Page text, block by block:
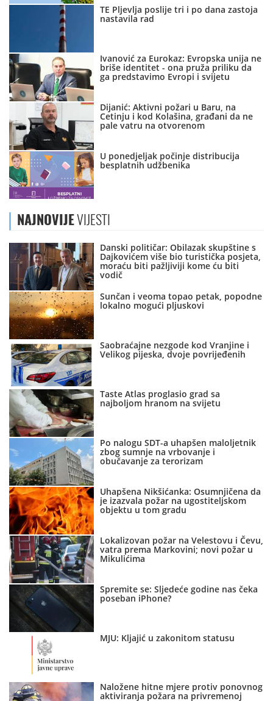
TE Pljevlja poslije tri i po dana zastoja
nastavila rad
Ivanović za Eurokaz: Evropska unija ne
briše identitet - ona pruža priliku da
ga predstavimo Evropi i svijetu
Dijanić: Aktivni požari u Baru, na
Cetinju i kod Kolašina, građani da ne
pale vatru na otvorenom
U ponedjeljak počinje distribucija
besplatnih udžbenika
NAJNOVIJEVIJESTI
Danski političar: Obilazak skupštine s
Dajkovićem više bio turistička posjeta,
moraću biti pažljiviji kome ću biti
vodič
Sunčan i veoma topao petak, popodne
lokalno mogući pljuskovi
Saobraćajne nezgode kod Vranjine i
Velikog pijeska, dvoje povrijeđenih
Taste Atlas proglasio grad sa
najboljom hranom na svijetu
Po nalogu SDT-a uhapšen maloljetnik
zbog sumnje na vrbovanje i
obučavanje za terorizam
Uhapšena Nikšićanka: Osumnjičena da
je izazvala požar na ugostiteljskom
objektu u tom gradu
Lokalizovan požar na Velestovu i Čevu,
vatra prema Markovini; novi požar u
Mikulićima
Spremite se: Sljedeće godine nas čeka
poseban iPhone?
MJU: Kljajić u zakonitom statusu
Naložene hitne mjere protiv ponovnog
aktiviranja požara na privremenoj